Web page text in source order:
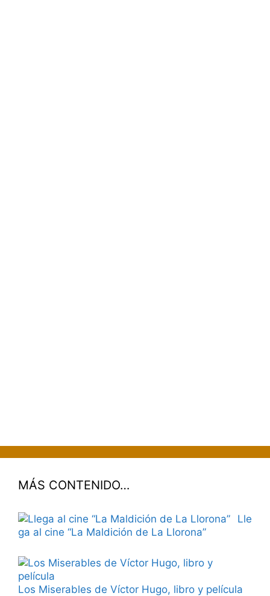
MÁS CONTENIDO…
Lle
ga al cine “La Maldición de La Llorona”
Los Miserables de Víctor Hugo, libro y película